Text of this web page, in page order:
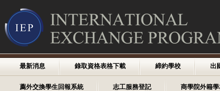
最新消息 錄取資格表格下載 締約學校 出
薦外交換學生回報系統 志工服務登記 商學院外籍